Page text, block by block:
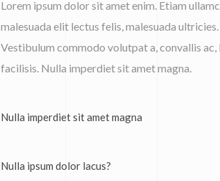
Lorem ipsum dolor sit amet enim. Etiam
malesuada elit lectus felis, malesuada
Vestibulum commodo volutpat a, convallis
facilisis. Nulla imperdiet sit amet magna.
Nulla imperdiet sit amet magna
Nulla ipsum dolor lacus?